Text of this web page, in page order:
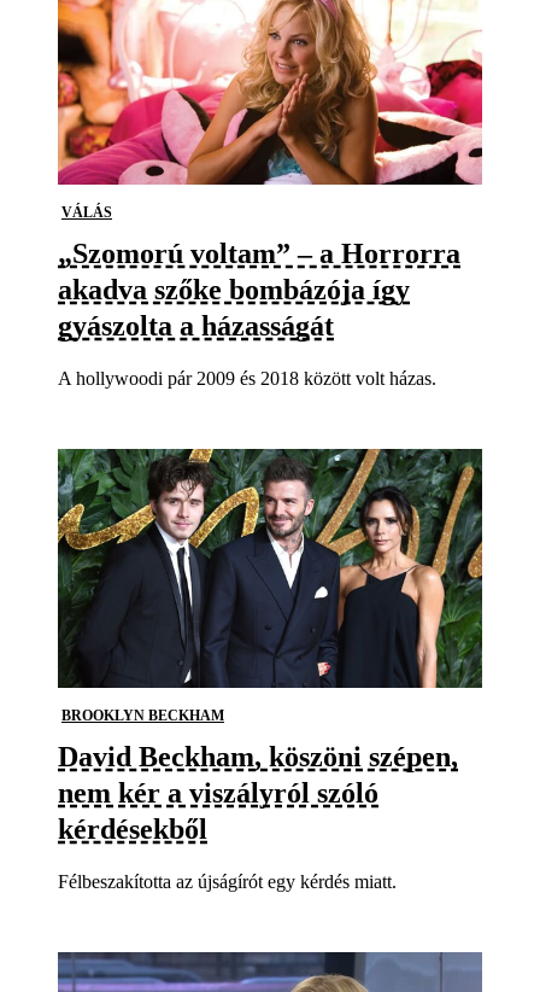
VÁLÁS
„Szomorú voltam” – a Horrorra
akadva szőke bombázója így
gyászolta a házasságát
A hollywoodi pár 2009 és 2018 között volt házas.
BROOKLYN BECKHAM
David Beckham, köszöni szépen,
nem kér a viszályról szóló
kérdésekből
Félbeszakította az újságírót egy kérdés miatt.